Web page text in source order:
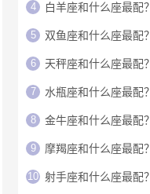
4 白羊座和什么座最配？
5 双鱼座和什么座最配？
6 天秤座和什么座最配？
7 水瓶座和什么座最配？
8 金牛座和什么座最配？
9 摩羯座和什么座最配？
10 射手座和什么座最配？